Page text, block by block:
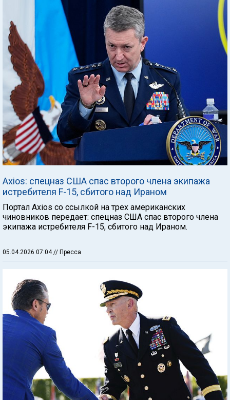
Axios: спецназ США спас второго члена экипажа
истребителя F-15, сбитого над Ираном
Портал Axios со ссылкой на трех американских
чиновников передает: спецназ США спас второго члена
экипажа истребителя F-15, сбитого над Ираном.
05.04.2026 07:04// Пресса